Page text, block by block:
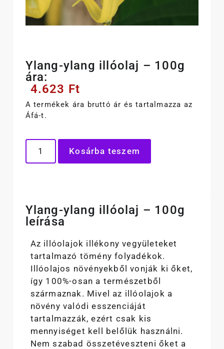
Ylang-ylang illóolaj – 100g
ára:
4.623 Ft
A termékek ára bruttó ár és tartalmazza az
Áfá-t.
Kosárba teszem
Ylang-ylang illóolaj – 100g
leírása
Az illóolajok illékony vegyületeket
tartalmazó tömény folyadékok.
Illóolajos növényekből vonják ki őket,
így 100%-osan a természetből
származnak. Mivel az illóolajok a
növény valódi esszenciáját
tartalmazzák, ezért csak kis
mennyiséget kell belőlük használni.
Nem szabad összetéveszteni őket a